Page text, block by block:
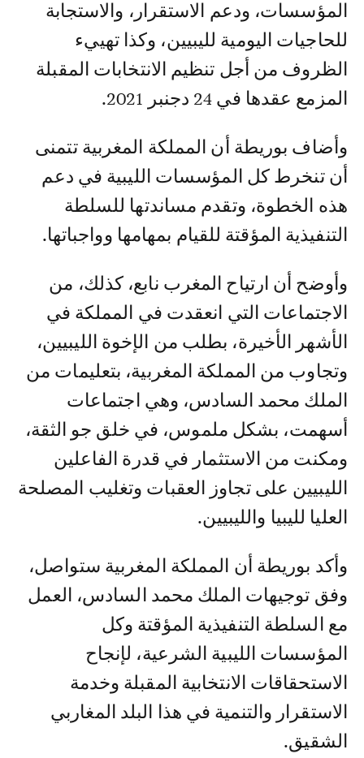
المؤسسات، ودعم الاستقرار، والاستجابة
للحاجيات اليومية لليبيين، وكذا تهييء
الظروف من أجل تنظيم الانتخابات المقبلة
المزمع عقدها في 24 دجنبر 2021.
وأضاف بوريطة أن المملكة المغربية تتمنى
أن تنخرط كل المؤسسات الليبية في دعم
هذه الخطوة، وتقدم مساندتها للسلطة
التنفيذية المؤقتة للقيام بمهامها وواجباتها.
وأوضح أن ارتياح المغرب نابع، كذلك، من
الاجتماعات التي انعقدت في المملكة في
الأشهر الأخيرة، بطلب من الإخوة الليبيين،
وتجاوب من المملكة المغربية، بتعليمات من
الملك محمد السادس، وهي اجتماعات
أسهمت، بشكل ملموس، في خلق جو الثقة،
ومكنت من الاستثمار في قدرة الفاعلين
الليبيين على تجاوز العقبات وتغليب المصلحة
العليا لليبيا والليبيين.
وأكد بوريطة أن المملكة المغربية ستواصل،
وفق توجيهات الملك محمد السادس، العمل
مع السلطة التنفيذية المؤقتة وكل
المؤسسات الليبية الشرعية، لإنجاح
الاستحقاقات الانتخابية المقبلة وخدمة
الاستقرار والتنمية في هذا البلد المغاربي
الشقيق.